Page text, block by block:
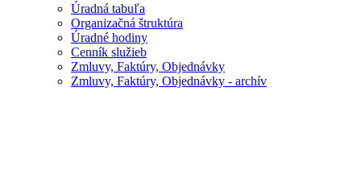
Úradná tabuľa
Organizačná štruktúra
Úradné hodiny
Cenník služieb
Zmluvy, Faktúry, Objednávky
Zmluvy, Faktúry, Objednávky - archív